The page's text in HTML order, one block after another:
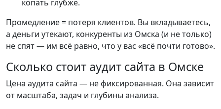
копать глубже.
Промедление = потеря клиентов. Вы вкладываетесь,
а деньги утекают, конкуренты из Омска (и не только)
не спят — им всё равно, что у вас «всё почти готово».
Сколько стоит аудит сайта в Омске
Цена аудита сайта — не фиксированная. Она зависит
от масштаба, задач и глубины анализа.